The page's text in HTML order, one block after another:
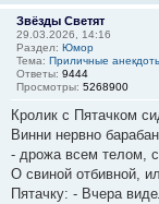
Звёзды Светят
29.03.2026, 14:16
Раздел: Юмор
Тема: Приличные
Ответы: 9444
Просмотры: 5268900
Кролик с Пятачком
Винни нервно
- дрожа всем телом,
О свиной отбивной,
Пятачку: - Вчера